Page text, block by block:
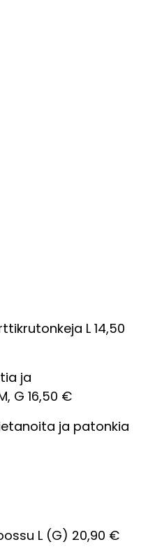
L 14,50
ja
G 16,50 €
ja patonkia
L (G) 20,90 €